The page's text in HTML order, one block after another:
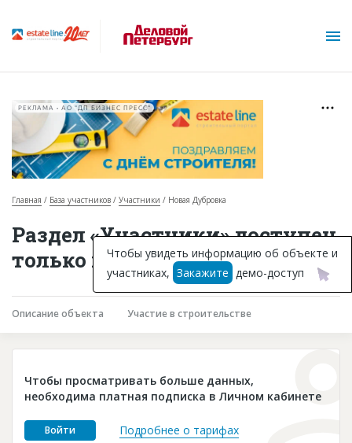
Горячие объекты
База строящихся объектов
Инвестпроекты
Глоссарий
Платные услуги
Пресс-релизы
РЕКЛАМА • АО "ДП БИЗНЕС ПРЕСС"
Главная База участников Участники Новая Дубровка
Раздел «Участники» доступен
только подписчикам
Описание объекта Участие в строительстве
Чтобы просматривать больше данных,
необходима платная подписка в Личном кабинете
Войти Подробнее о тарифах
Чтобы увидеть информацию об объекте и
участниках, Закажите демо-доступ